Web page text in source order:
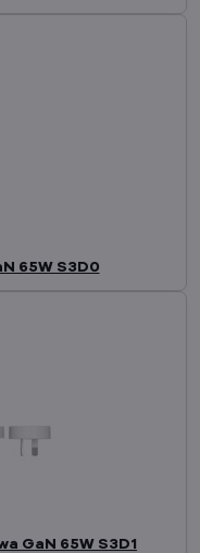
65W S3D0
GaN 65W S3D1